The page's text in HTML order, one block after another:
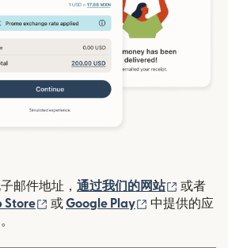
邮件地址， 通过我们的网站 （在新
或者
Store （在新窗口中打开）
或Google Play （在新窗口中
中提供的应